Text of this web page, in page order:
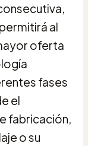
al
oferta
fases
el
fabricación,
o su